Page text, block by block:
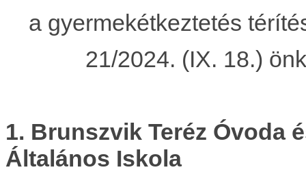
a gyermekétkeztetés
21/2024. (IX. 18.)
1. Brunszvik Teréz Óvoda
Általános Iskola